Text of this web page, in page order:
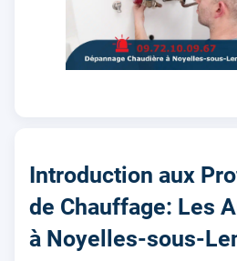
Introduction aux
de Chauffage: Les
à Noyelles-sous-